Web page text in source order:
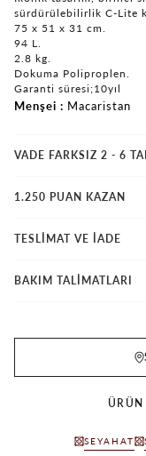
sürdürülebilirlik C-Lite
75 x 51 x 31 cm.
94 L.
2.8 kg.
Dokuma Poliproplen.
Garanti süresi;10yıl
Menşei Macaristan
VADE FARKSIZ 2 - 6
1.250 PUAN KAZAN
TESLİMAT VE İADE
BAKIM TALİMATLARI
SEYAHAT